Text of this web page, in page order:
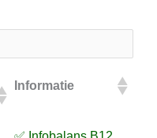
Informatie
Informatie